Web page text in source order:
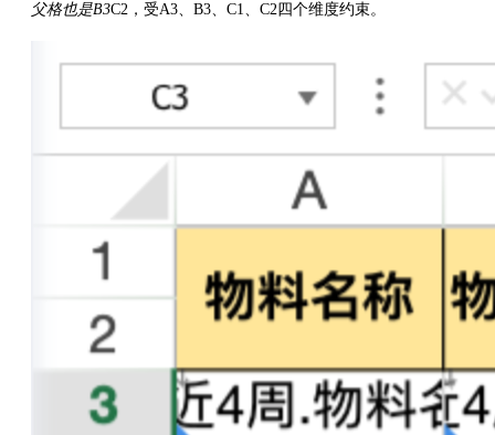
父格也是B3C2，受A3、B3、C1、C2四个维度约束。